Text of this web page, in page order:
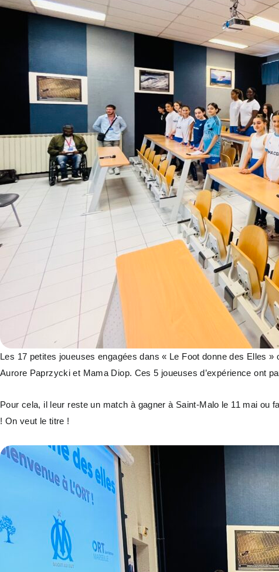
Les 17 petites joueuses engagées dans « Le Foot donne des Elles
Aurore Paprzycki et Mama Diop. Ces 5 joueuses d’expérience ont
Pour cela, il leur reste un match à gagner à Saint-Malo le 11 mai
! On veut le titre !